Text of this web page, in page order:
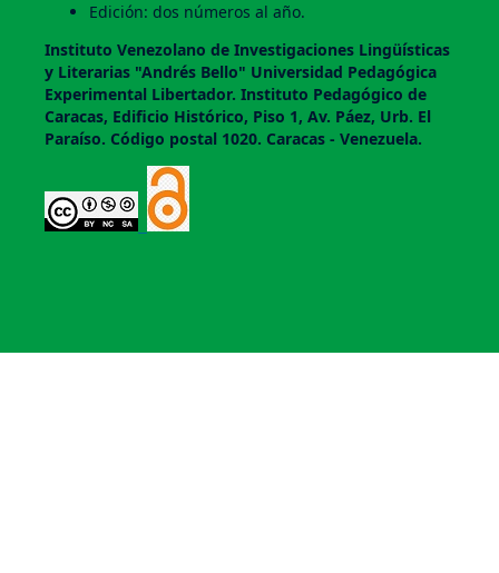
Edición: dos números al año.
Instituto Venezolano de Investigaciones Lingüí­sticas
y Literarias "Andrés Bello" Universidad Pedagógica
Experimental Libertador. Instituto Pedagógico de
Caracas, Edificio Histórico, Piso 1, Av. Páez, Urb. El
Paraí­so. Código postal 1020. Caracas - Venezuela.